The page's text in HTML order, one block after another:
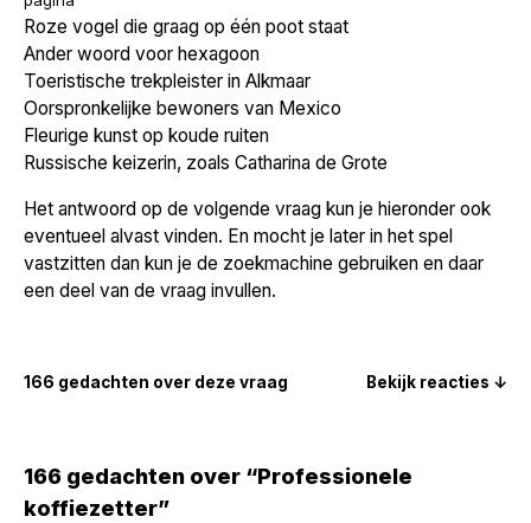
Roze vogel die graag op één poot staat
Ander woord voor hexagoon
Toeristische trekpleister in Alkmaar
Oorspronkelijke bewoners van Mexico
Fleurige kunst op koude ruiten
Russische keizerin, zoals Catharina de Grote
Het antwoord op de volgende vraag kun je hieronder ook
eventueel alvast vinden. En mocht je later in het spel
vastzitten dan kun je de zoekmachine gebruiken en daar
een deel van de vraag invullen.
166 gedachten over deze vraag Bekijk reacties ↓
166 gedachten over “Professionele
koffiezetter”